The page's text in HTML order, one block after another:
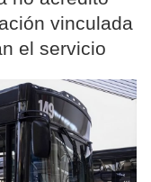
vinculada
el servicio